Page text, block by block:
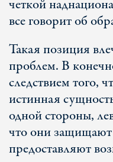
четкой
все говорит об
Такая позиция
проблем. В
следствием того,
истинная
одной стороны,
что они
предоставляют